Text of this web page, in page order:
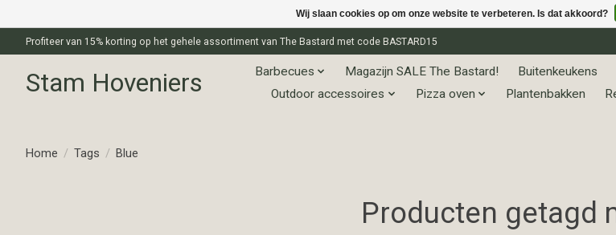
Profiteer van 15% korting op het gehele assortiment van The Bastard met code BASTARD15
Stam Hoveniers Barbecues Magazijn SALE The Bastard! Buitenkeukens
Outdoor accessoires
Pizza oven Plantenbakken
Home / Tags / Blue
Producten getagd
Wij slaan cookies op om onze website te verbeteren. Is dat akkoord?